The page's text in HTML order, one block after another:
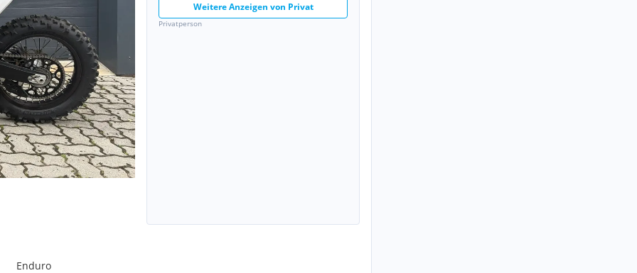
Weitere Anzeigen von Privat
Privatperson
Enduro